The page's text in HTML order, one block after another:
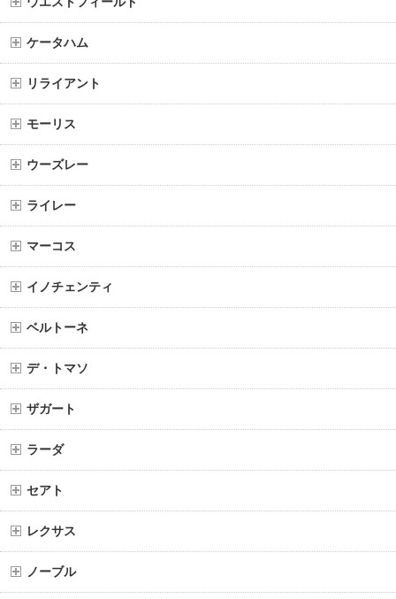
ケータハム
リライアント
モーリス
ウーズレー
ライレー
マーコス
イノチェンティ
ベルトーネ
デ・トマソ
ザガート
ラーダ
セアト
レクサス
ノーブル